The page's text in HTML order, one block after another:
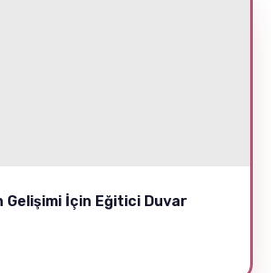
Gelişimi İçin Eğitici Duvar